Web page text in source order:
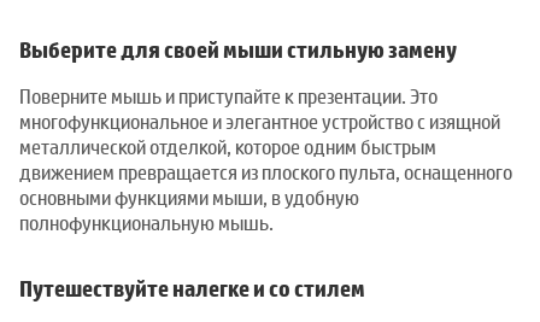
Выберите для своей мыши стильную замену
Поверните мышь и приступайте к презентации. Это
многофункциональное и элегантное устройство с изящной
металлической отделкой, которое одним быстрым
движением превращается из плоского пульта, оснащенного
основными функциями мыши, в удобную
полнофункциональную мышь.
Путешествуйте налегке и со стилем